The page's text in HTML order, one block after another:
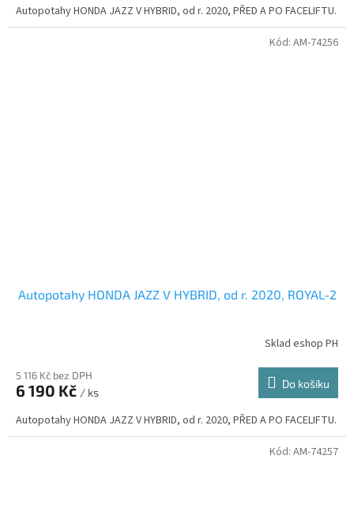
Autopotahy HONDA JAZZ V HYBRID, od r. 2020, PŘED A PO FACELIFTU.
Autopotahy HONDA JAZZ V HYBRID, od r. 2020, ROYAL-2
Sklad eshop PH
5 116 Kč bez DPH
6 190 Kč / ks
Do košíku
Autopotahy HONDA JAZZ V HYBRID, od r. 2020, PŘED A PO FACELIFTU.
Kód: AM-74256
Kód: AM-74257